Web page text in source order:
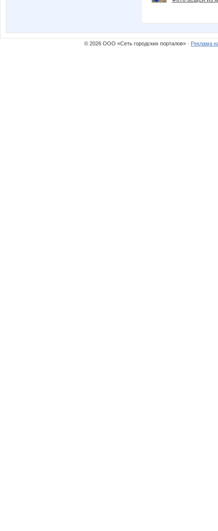
© 2026 ООО «Сеть городских порталов» · Реклама